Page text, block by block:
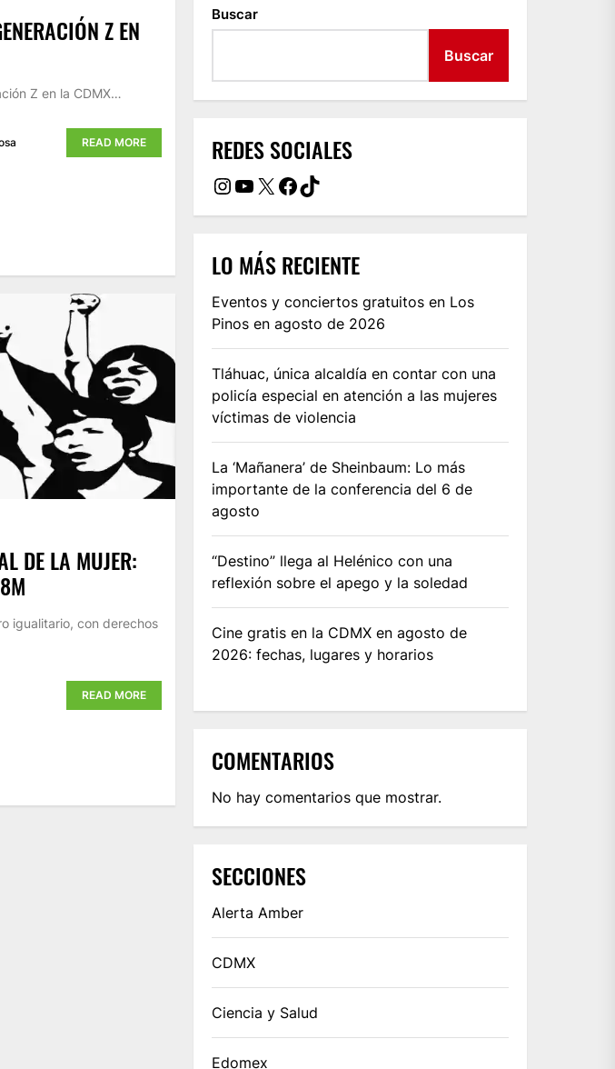
Z EN
Z en la CDMX…
READ MORE
DE LA MUJER:
igualitario, con derechos
READ MORE
Buscar
Buscar
REDES SOCIALES
Instagram
YouTube
X Facebook
TikTok
LO MÁS RECIENTE
Eventos y conciertos gratuitos en Los
Pinos en agosto de 2026
Tláhuac, única alcaldía en contar con una
policía especial en atención a las mujeres
víctimas de violencia
La ‘Mañanera’ de Sheinbaum: Lo más
importante de la conferencia del 6 de
agosto
“Destino” llega al Helénico con una
reflexión sobre el apego y la soledad
Cine gratis en la CDMX en agosto de
2026: fechas, lugares y horarios
COMENTARIOS
No hay comentarios que mostrar.
SECCIONES
Alerta Amber
CDMX
Ciencia y Salud
Edomex